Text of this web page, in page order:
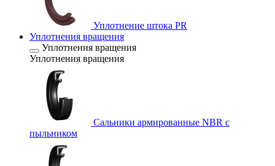
Уплотнение штока PR
Уплотнения вращения
Уплотнения вращения
Уплотнения вращения
Сальники армированные NBR с
пыльником